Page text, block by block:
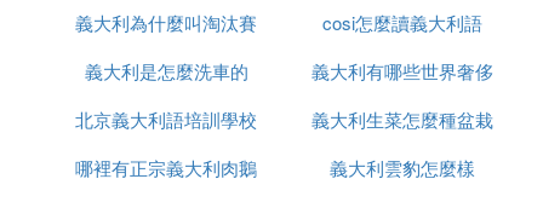
若日尼奧經紀人：夢想回意甲，巴黎巴薩也行，你怎
一番探討，希望這些內容能夠幫到有需要的朋友們。
若日尼奧自2018年從那不勒斯加盟切爾西，此後在全
部賽事中總共為藍軍登場179次，打進29球，助功7
麼說
義大利為什麼叫淘汰賽
之王
cosi怎麼讀義大利語
義大利是怎麼洗車的
義大利有哪些世界奢侈
品牌
北京義大利語培訓學校
有哪些
義大利生菜怎麼種盆栽
哪裡有正宗義大利肉鵝
義大利雲豹怎麼樣